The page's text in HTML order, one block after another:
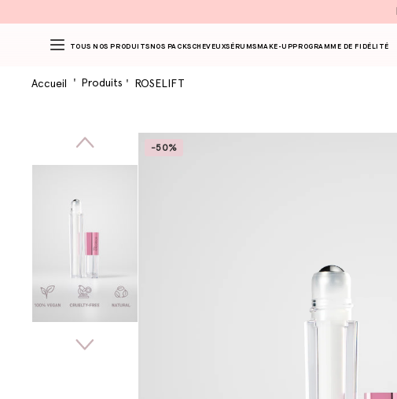
TOUS NOS PRODUITSNOS PACKSCHEVEUXSÉRUMSMAKE-UPPROGRAMME DE FIDÉLITÉ
Accueil Produits ROSELIFT
-50%